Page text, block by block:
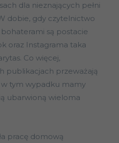
dla nieznających pełni
dobie, gdy czytelnictwo
są postacie
oraz Instagrama taka
Co więcej,
publikacjach przeważają
tym wypadku mamy
ubarwioną wieloma
pracę domową